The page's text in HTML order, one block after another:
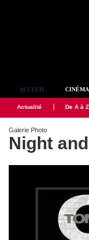
ACCUEIL CINÉMA
Actualité De A à Z
Galerie Photo
Night